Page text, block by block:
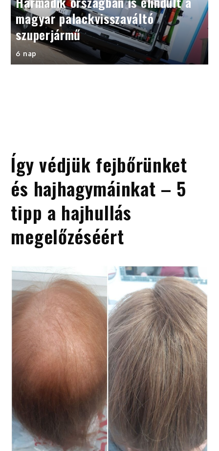
magyar palackvisszaváltó
szuperjármű
6 nap
Így védjük fejbőrünket
és hajhagymáinkat – 5
tipp a hajhullás
megelőzéséért